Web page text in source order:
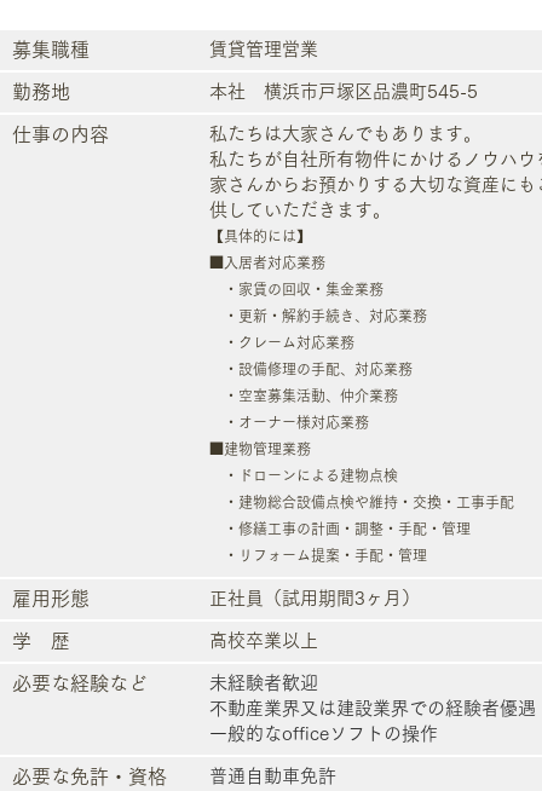
​募集職種 ​賃貸管理営業
勤務地 ​本社 横浜市戸塚区品濃町545-5
仕事の内容
私たちは大家さんでもあります。
私たちが自社所有物件にかけるノウハウ
家さんからお預かりする大切な資産にも
供していただきます。
【具体的には】
■入居者対応業務
・家賃の回収・集金業務
・更新・解約手続き、対応業務
・クレーム対応業務
・設備修理の手配、対応業務
・空室募集活動、仲介業務
・オーナー様対応業務
■建物管理業務
・ドローンによる建物点検
・建物総合設備点検や維持・交換・工事手配
・修繕工事の計画・調整・手配・管理
・リフォーム提案・手配・管理
雇用形態 正社員（試用期間3ヶ月）
学 歴 高校卒業以上
必要な経験など
​未経験者歓迎
不動産業界又は建設業界での経験者優遇
一般的なofficeソフトの操作
必要な免許・資格
普通自動車免許